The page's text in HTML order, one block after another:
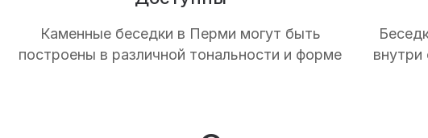
Каменные беседки в Перми могут быть
построены в различной тональности и форме